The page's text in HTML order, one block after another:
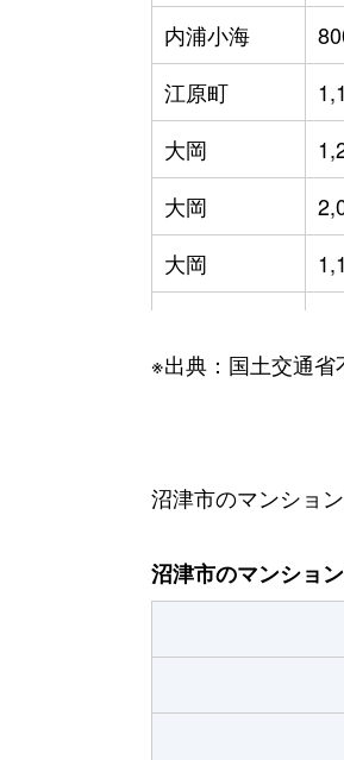
内浦小海
江原町
大岡
大岡
大岡
大岡
大手町
西条町
三枚橋町
志下
※出典：国土交通省
沼津市のマンショ
沼津市のマンショ